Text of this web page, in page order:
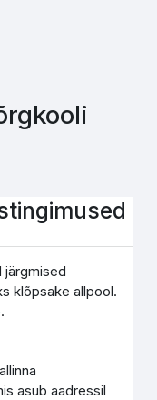
järgmised
klõpsake allpool.
.
asub aadressil